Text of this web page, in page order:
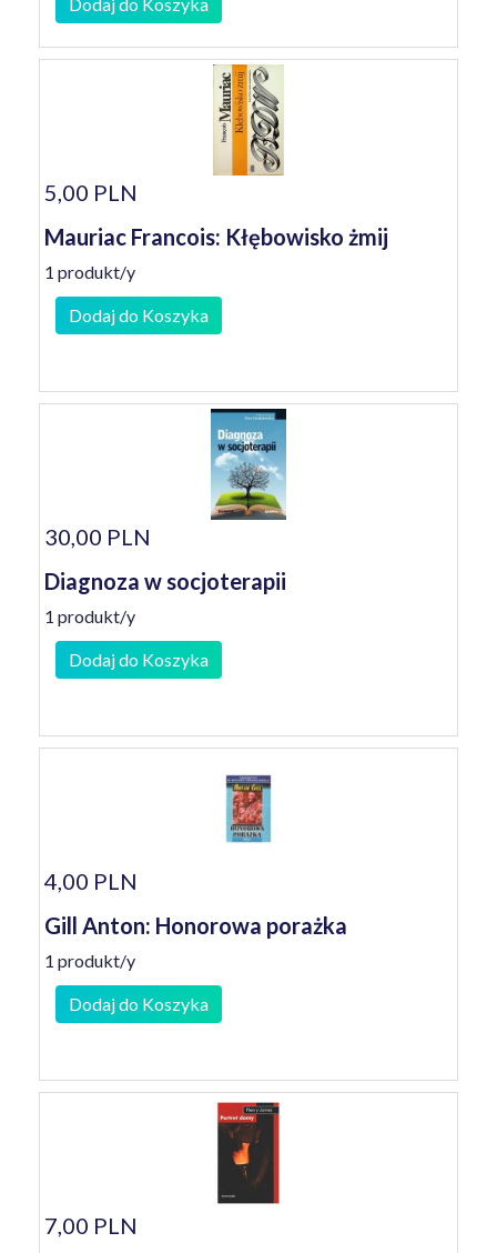
5,00 PLN
Mauriac Francois: Kłębowisko żmij
1 produkt/y
Dodaj do Koszyka
30,00 PLN
Diagnoza w socjoterapii
1 produkt/y
Dodaj do Koszyka
4,00 PLN
Gill Anton: Honorowa porażka
1 produkt/y
Dodaj do Koszyka
7,00 PLN